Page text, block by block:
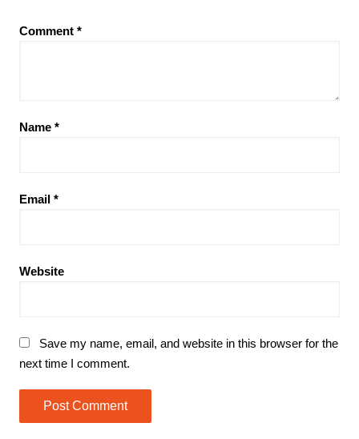
Comment *
Name *
Email *
Website
Save my name, email, and website in this browser for the
next time I comment.